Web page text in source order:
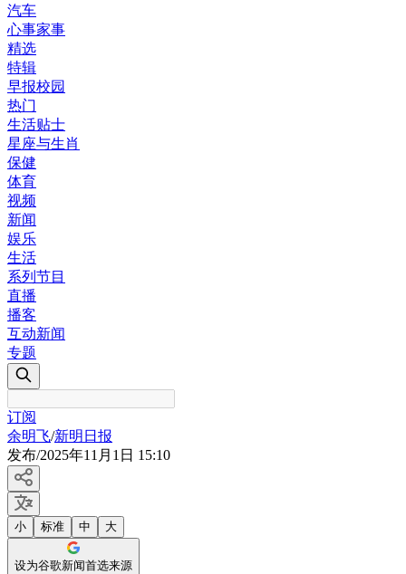
汽车
心事家事
精选
特辑
早报校园
热门
生活贴士
星座与生肖
保健
体育
视频
新闻
娱乐
生活
系列节目
直播
播客
互动新闻
专题
订阅
余明飞/新明日报
发布/2025年11月1日 15:10
小 标准 中 大
设为谷歌新闻首选来源